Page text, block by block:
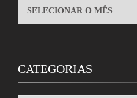
ARQUIVOS
CATEGORIAS